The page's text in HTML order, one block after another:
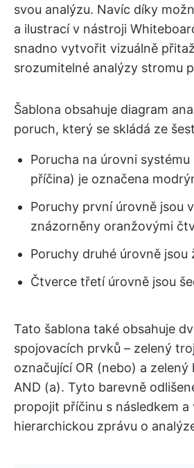
svou analýzu. Navíc díky
a ilustrací v nástroji
snadno vytvořit vizuálně
srozumitelné analýzy stromu
Šablona obsahuje diagram
poruch, který se skládá ze
Porucha na úrovni
příčina) je označena
Poruchy první úrovně jsou
znázorněny oranžovými
Poruchy druhé úrovně jsou
Čtverce třetí úrovně jsou
Tato šablona také obsahuje
spojovacích prvků – zelený
označující OR (nebo) a zelený
AND (a). Tyto barevně
propojit příčinu s následkem
hierarchickou zprávu o